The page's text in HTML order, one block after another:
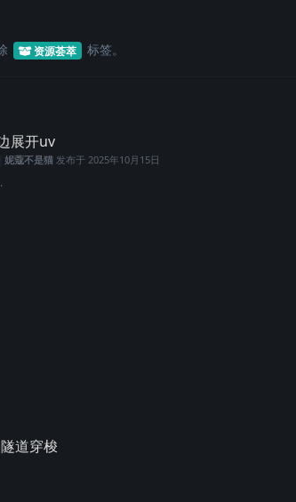
资源荟萃 标签。
展开uv
妮蔻不是猫发布于 2025年10月15日
道穿梭